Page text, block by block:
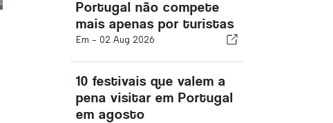
Portugal não compete
mais apenas por turistas
Em - 02 Aug 2026
10 festivais que valem a
pena visitar em Portugal
em agosto